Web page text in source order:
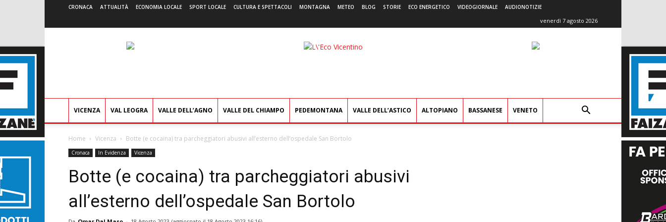
CRONACA ATTUALITÀ ECONOMIA LOCALE SPORT LOCALE CULTURA E SPETTACOLI MONTAGNA METEO BLOG STORIE ECO ENERGETICO VIDEOGIORNALE AUDIONOTIZIE
venerdì 7 agosto 2026
L'Eco
VICENZA VAL LEOGRA VALLE DELL’AGNO VALLE DEL CHIAMPO PEDEMONTANA VALLE DELL’ASTICO ALTOPIANO BASSANESE VENETO
Home Vicenza Botte (e cocaina) tra parcheggiatori abusivi all’esterno dell’ospedale San Bortolo
Cronaca In Evidenza Vicenza
Botte (e cocaina) tra parcheggiatori abusivi
all’esterno dell’ospedale San Bortolo